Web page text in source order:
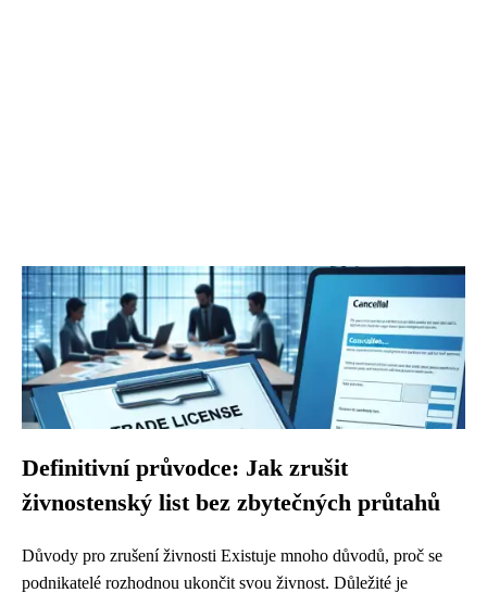
Definitivní průvodce: Jak zrušit
živnostenský list bez zbytečných průtahů
Důvody pro zrušení živnosti Existuje mnoho důvodů, proč se
podnikatelé rozhodnou ukončit svou živnost. Důležité je